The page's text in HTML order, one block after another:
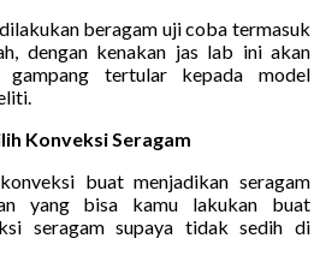
beragam uji coba termasuk
dengan kenakan jas lab ini akan
tertular kepada model
Konveksi Seragam
buat menjadikan seragam
yang bisa kamu lakukan buat
seragam supaya tidak sedih di